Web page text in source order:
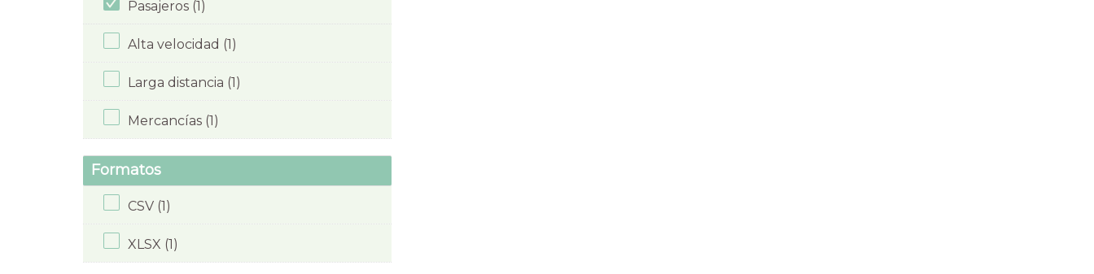
Pasajeros (1)
Alta velocidad (1)
Larga distancia (1)
Mercancías (1)
Formatos
CSV (1)
XLSX (1)